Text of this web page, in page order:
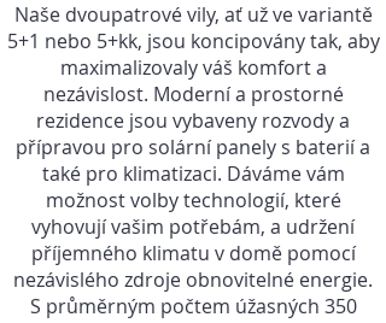
Naše dvoupatrové vily, ať už ve variantě
5+1 nebo 5+kk, jsou koncipovány tak, aby
maximalizovaly váš komfort a
nezávislost. Moderní a prostorné
rezidence jsou vybaveny rozvody a
přípravou pro solární panely s baterií a
také pro klimatizaci. Dáváme vám
možnost volby technologií, které
vyhovují vašim potřebám, a udržení
příjemného klimatu v domě pomocí
nezávislého zdroje obnovitelné energie.
S průměrným počtem úžasných 350